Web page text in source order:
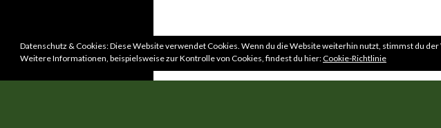
Datenschutz & Cookies: Diese Website verwendet Cookies. Wenn du die Website weiterhin nutzt, stimmst du der
Weitere Informationen, beispielsweise zur Kontrolle von Cookies, findest du hier:Cookie-Richtlinie